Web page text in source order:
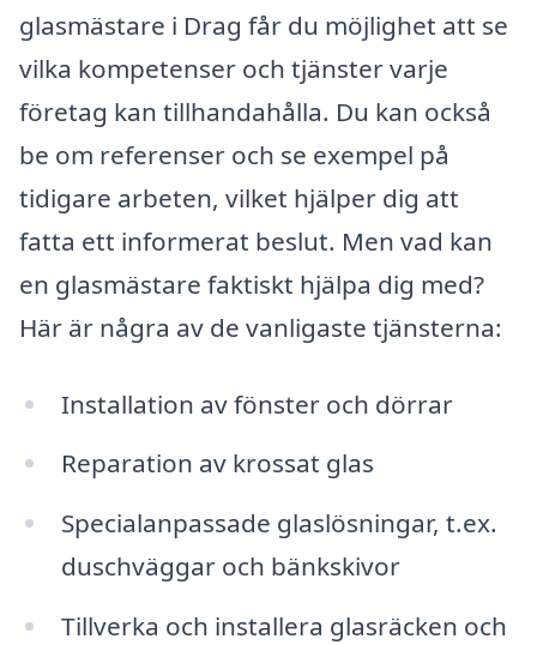
glasmästare i Drag får du möjlighet att se
vilka kompetenser och tjänster varje
företag kan tillhandahålla. Du kan också
be om referenser och se exempel på
tidigare arbeten, vilket hjälper dig att
fatta ett informerat beslut. Men vad kan
en glasmästare faktiskt hjälpa dig med?
Här är några av de vanligaste tjänsterna:
Installation av fönster och dörrar
Reparation av krossat glas
Specialanpassade glaslösningar, t.ex.
duschväggar och bänkskivor
Tillverka och installera glasräcken och